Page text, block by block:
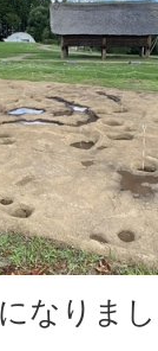
なりま